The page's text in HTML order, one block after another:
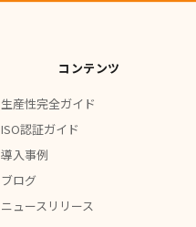
コンテンツ
生産性完全ガイド
ISO認証ガイド
導入事例
ブログ
ニュースリリース